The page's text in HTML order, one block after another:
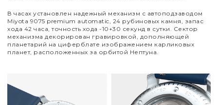
В часах установлен надежный механизм с автоподзаводом
Miyota 9075 premium automatic, 24 рубиновых камня, запас
хода 42 часа, точность хода -10+30 секунд в сутки. Сектор
механизма декорирован гравировкой, дополняющей
планетарий на циферблате изображением карликовых
планет, расположенных за орбитой Нептуна.